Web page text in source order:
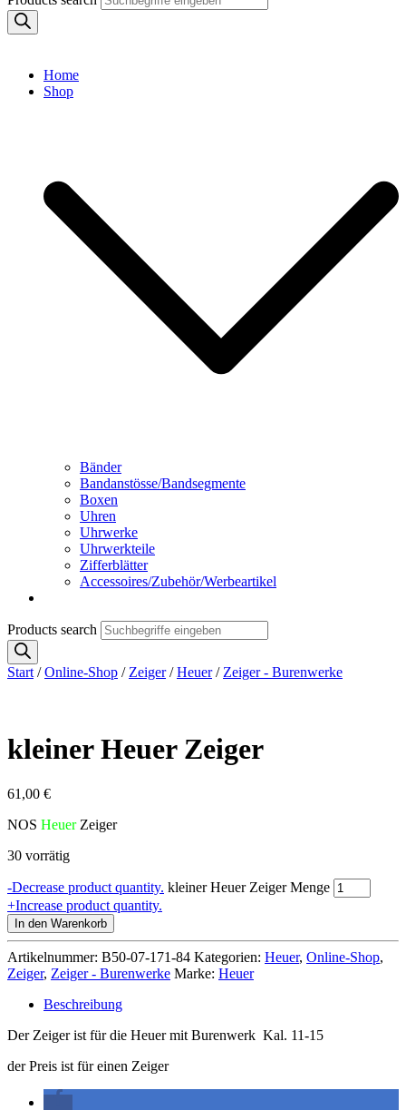
Home
Shop
Bänder
Bandanstösse/Bandsegmente
Boxen
Uhren
Uhrwerke
Uhrwerkteile
Zifferblätter
Accessoires/Zubehör/Werbeartikel
Products search
Start /Online-Shop / Zeiger/Heuer/ Zeiger - Burenwerke
kleiner Heuer Zeiger
61,00 €
NOS HeuerZeiger
30 vorrätig
-Decrease product quantity. kleiner Heuer Zeiger Menge
+Increase product quantity.
In den Warenkorb
Artikelnummer: B50-07-171-84 Kategorien: Heuer, Online-Shop,
Zeiger, Zeiger - Burenwerke Marke: Heuer
Beschreibung
Der Zeiger ist für die Heuer mit Burenwerk Kal. 11-15
der Preis ist für einen Zeiger